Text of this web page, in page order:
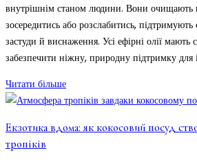
внутрішнім станом людини. Вони очищають
зосередитись або розслабитись, підтримують
застуди й виснаження. Усі ефірні олії мають
забезпечити ніжну, природну підтримку
Читати більше
Екзотика вдома: як кокосовий посуд
тропіків